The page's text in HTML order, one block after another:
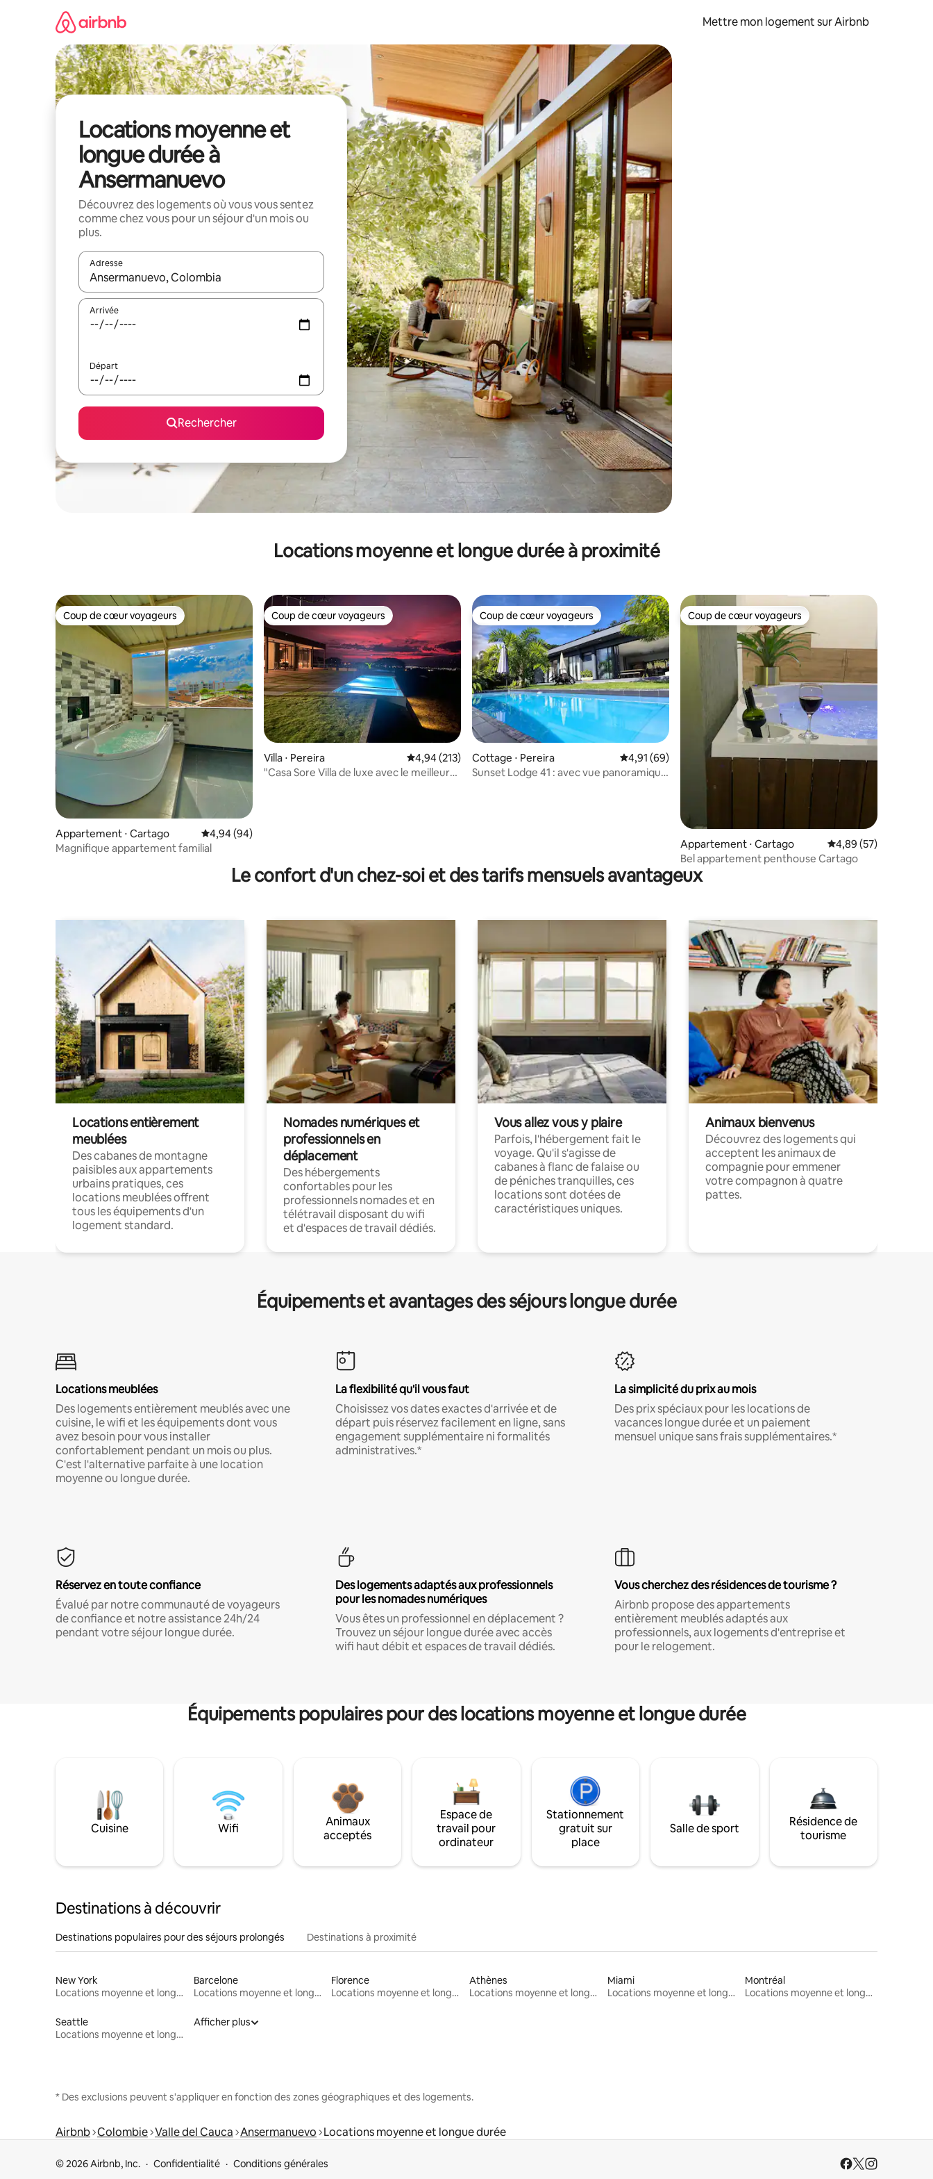
Mettre mon logement sur Airbnb
Locations moyenne et
longue durée à
Ansermanuevo
Découvrez des logements où vous vous sentez
comme chez vous pour un séjour d'un mois ou
plus.
Adresse
Lorsque les résultats s'affichent, utilisez les flèches vers le haut et vers le bas pour les parcourir ou en appuyant et en faisant glisser.
Arrivée
Départ
Rechercher
Locations moyenne et longue durée à proximité
Coup de cœur voyageurs
Coup de cœur voyageurs
Appartement ⋅ Cartago Évaluation moyenne sur la base de 94 commentaires : 4,94 sur 5
4,94 (94)
Magnifique appartement familial
Coup de cœur voyageurs
Coup de cœur voyageurs
Villa ⋅ Pereira Évaluation moyenne sur la base de 213 commentaires : 4,94 sur 5
4,94 (213)
"Casa Sore Villa de luxe avec le meilleur
Coup de cœur voyageurs
Coup de cœur voyageurs
Cottage ⋅ Pereira Évaluation moyenne sur la base de 69 commentaires : 4,91 sur 5
4,91 (69)
Sunset Lodge 41 : avec vue panoramique
Coup de cœur voyageurs
Coup de cœur voyageurs
Appartement ⋅ Cartago Évaluation moyenne
4,89 (57)
Bel appartement penthouse Cartago
Le confort d'un chez-soi et des tarifs mensuels avantageux
Locations entièrement
meublées
Des cabanes de montagne
paisibles aux appartements
urbains pratiques, ces
locations meublées offrent
tous les équipements d'un
logement standard.
Nomades numériques et
professionnels en
déplacement
Des hébergements
confortables pour les
professionnels nomades et en
télétravail disposant du wifi
et d'espaces de travail dédiés.
Vous allez vous y plaire
Parfois, l'hébergement fait le
voyage. Qu'il s'agisse de
cabanes à flanc de falaise ou
de péniches tranquilles, ces
locations sont dotées de
caractéristiques uniques.
Animaux bienvenus
Découvrez des logements qui
acceptent les animaux de
compagnie pour emmener
votre compagnon à quatre
pattes.
Équipements et avantages des séjours longue durée
Locations meublées
Des logements entièrement meublés avec une
cuisine, le wifi et les équipements dont vous
avez besoin pour vous installer
confortablement pendant un mois ou plus.
C'est l'alternative parfaite à une location
moyenne ou longue durée.
La flexibilité qu'il vous faut
Choisissez vos dates exactes d'arrivée et de
départ puis réservez facilement en ligne, sans
engagement supplémentaire ni formalités
administratives.*
La simplicité du prix au mois
Des prix spéciaux pour les locations de
vacances longue durée et un paiement
mensuel unique sans frais supplémentaires.*
Réservez en toute confiance
Évalué par notre communauté de voyageurs
de confiance et notre assistance 24h/24
pendant votre séjour longue durée.
Des logements adaptés aux professionnels
pour les nomades numériques
Vous êtes un professionnel en déplacement ?
Trouvez un séjour longue durée avec accès
wifi haut débit et espaces de travail dédiés.
Vous cherchez des résidences de tourisme ?
Airbnb propose des appartements
entièrement meublés adaptés aux
professionnels, aux logements d'entreprise et
pour le relogement.
Équipements populaires pour des locations moyenne et longue durée
Cuisine Wifi
Animaux
acceptés
Espace de
travail pour
ordinateur
Stationnement
gratuit sur
place
Salle de sport
Résidence de
tourisme
Destinations à découvrir
Destinations populaires pour des séjours prolongés Destinations à proximité
New York
Locations moyenne et longue durée
Barcelone
Locations moyenne et longue durée
Florence
Locations moyenne et longue durée
Athènes
Locations moyenne et longue durée
Miami
Locations moyenne et longue durée
Montréal
Locations moyenne et longue durée
Seattle
Locations moyenne et longue durée
Afficher plus
* Des exclusions peuvent s'appliquer en fonction des zones géographiques et des logements.
Airbnb Colombie Valle del Cauca Ansermanuevo Locations moyenne et longue durée
© 2026 Airbnb, Inc. Confidentialité Conditions générales